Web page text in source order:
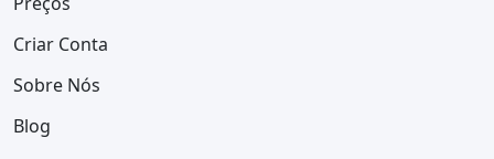
Criar Conta
Sobre Nós
Blog